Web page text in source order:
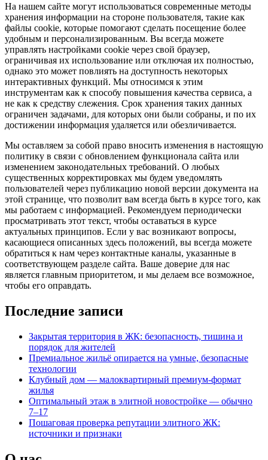
На нашем сайте могут использоваться современные методы
хранения информации на стороне пользователя, такие как
файлы cookie, которые помогают сделать посещение более
удобным и персонализированным. Вы всегда можете
управлять настройками cookie через свой браузер,
ограничивая их использование или отключая их полностью,
однако это может повлиять на доступность некоторых
интерактивных функций. Мы относимся к этим
инструментам как к способу повышения качества сервиса, а
не как к средству слежения. Срок хранения таких данных
ограничен задачами, для которых они были собраны, и по их
достижении информация удаляется или обезличивается.
Мы оставляем за собой право вносить изменения в настоящую
политику в связи с обновлением функционала сайта или
изменением законодательных требований. О любых
существенных корректировках мы будем уведомлять
пользователей через публикацию новой версии документа на
этой странице, что позволит вам всегда быть в курсе того, как
мы работаем с информацией. Рекомендуем периодически
просматривать этот текст, чтобы оставаться в курсе
актуальных принципов. Если у вас возникают вопросы,
касающиеся описанных здесь положений, вы всегда можете
обратиться к нам через контактные каналы, указанные в
соответствующем разделе сайта. Ваше доверие для нас
является главным приоритетом, и мы делаем все возможное,
чтобы его оправдать.
Последние записи
Закрытая территория в ЖК: безопасность, тишина и
порядок для жителей
Премиальное жильё опирается на умные, безопасные
технологии
Клубный дом — малоквартирный премиум‑формат
жилья
Оптимальный этаж в элитной новостройке — обычно
7–17
Пошаговая проверка репутации элитного ЖК:
источники и признаки